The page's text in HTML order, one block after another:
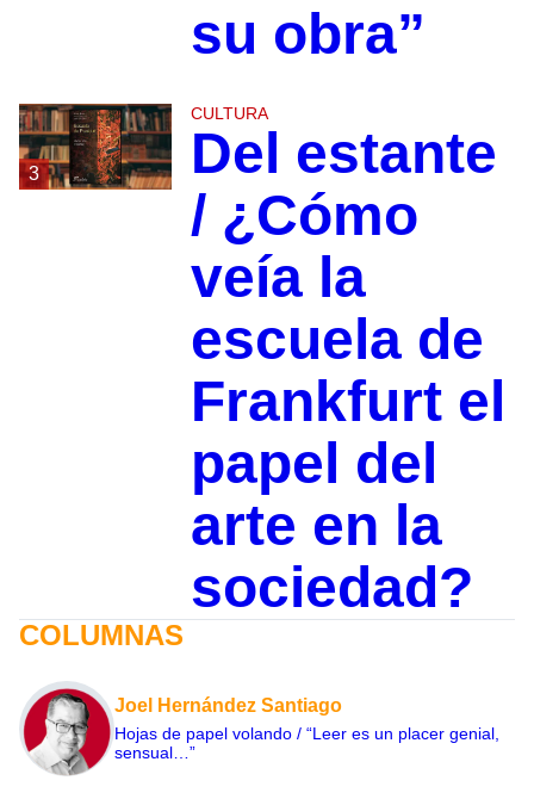
su obra”
3
CULTURA
Del estante
/ ¿Cómo
veía la
escuela de
Frankfurt el
papel del
arte en la
sociedad?
COLUMNAS
Joel Hernández Santiago
Hojas de papel volando / “Leer es un placer genial,
sensual…”